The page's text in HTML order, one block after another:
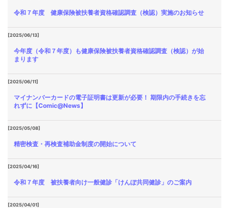
令和７年度 健康保険被扶養者資格確認調査（検認）実施のお知らせ
[2025/06/13]
今年度（令和７年度）も健康保険被扶養者資格確認調査（検認）が始
まります
[2025/06/11]
マイナンバーカードの電子証明書は更新が必要！ 期限内の手続きを忘
れずに【Comic@News】
[2025/05/08]
精密検査・再検査補助金制度の開始について
[2025/04/16]
令和７年度 被扶養者向け一般健診「けんぽ共同健診」のご案内
[2025/04/01]